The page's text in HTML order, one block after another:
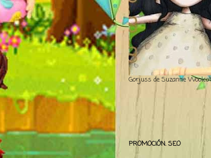
Gorjuss de Suzanne
PROMOCIÓN. SEO